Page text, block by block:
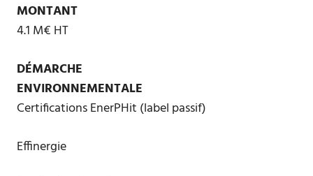
MONTANT
4.1 M€ HT
DÉMARCHE
ENVIRONNEMENTALE
Certifications EnerPHit (label passif)
Effinergie